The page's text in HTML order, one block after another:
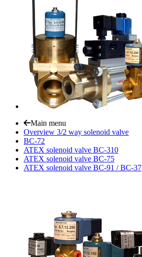
Main menu
Overview 3/2 way solenoid valve
BC-72
ATEX solenoid valve BC-310
ATEX solenoid valve BC-75
ATEX solenoid valve BC-91 / BC-37